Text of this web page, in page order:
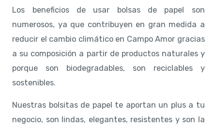
Los beneficios de usar bolsas de papel son
numerosos, ya que contribuyen en gran medida a
reducir el cambio climático en Campo Amor gracias
a su composición a partir de productos naturales y
porque son biodegradables, son reciclables y
sostenibles.
Nuestras bolsitas de papel te aportan un plus a tu
negocio, son lindas, elegantes, resistentes y son la